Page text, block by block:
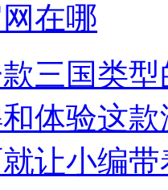
网在哪
三国类
体验这
让小编